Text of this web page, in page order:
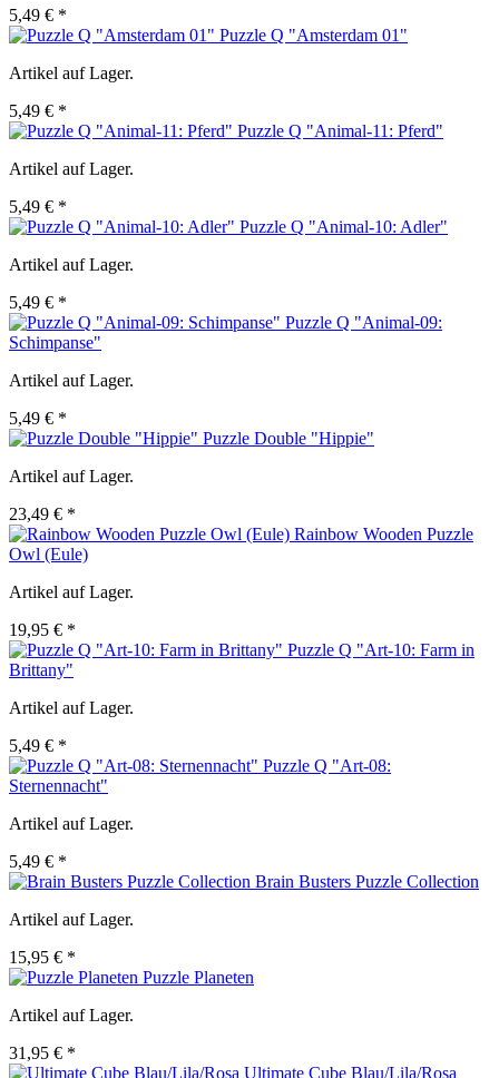
5,49 € *
Puzzle Q "Amsterdam 01"
Artikel auf Lager.
5,49 € *
Puzzle Q "Animal-11: Pferd"
Artikel auf Lager.
5,49 € *
Puzzle Q "Animal-10: Adler"
Artikel auf Lager.
5,49 € *
Puzzle Q "Animal-09:
Schimpanse"
Artikel auf Lager.
5,49 € *
Puzzle Double "Hippie"
Artikel auf Lager.
23,49 € *
Rainbow Wooden Puzzle
Owl (Eule)
Artikel auf Lager.
19,95 € *
Puzzle Q "Art-10: Farm in
Brittany"
Artikel auf Lager.
5,49 € *
Puzzle Q "Art-08:
Sternennacht"
Artikel auf Lager.
5,49 € *
Brain Busters Puzzle Collection
Artikel auf Lager.
15,95 € *
Puzzle Planeten
Artikel auf Lager.
31,95 € *
Ultimate Cube Blau/Lila/Rosa